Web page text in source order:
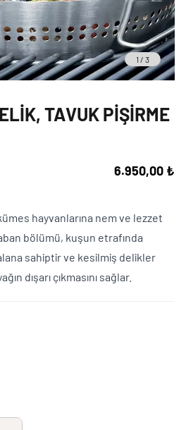
1 / 3
TAVUK PIŞIRME
6.950,00 ₺
hayvanlarına nem ve lezzet
bölümü, kuşun etrafında
sahiptir ve kesilmiş delikler
dışarı çıkmasını sağlar.